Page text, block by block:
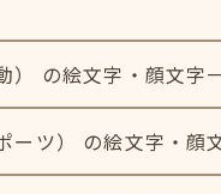
） の絵文字・顔文字
ーツ） の絵文字・顔